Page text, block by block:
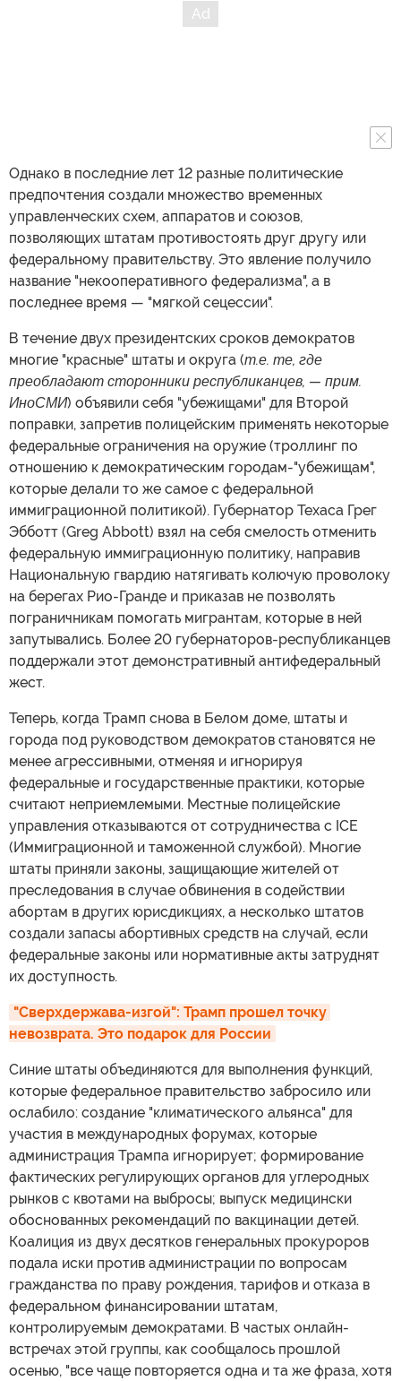
Однако в последние лет 12 разные политические
предпочтения создали множество временных
управленческих схем, аппаратов и союзов,
позволяющих штатам противостоять друг другу или
федеральному правительству. Это явление получило
название "некооперативного федерализма", а в
последнее время — "мягкой сецессии".
В течение двух президентских сроков демократов
многие "красные" штаты и округа (т.е. те, где
преобладают сторонники республиканцев, — прим.
ИноСМИ) объявили себя "убежищами" для Второй
поправки, запретив полицейским применять некоторые
федеральные ограничения на оружие (троллинг по
отношению к демократическим городам-"убежищам",
которые делали то же самое с федеральной
иммиграционной политикой). Губернатор Техаса Грег
Эбботт (Greg Abbott) взял на себя смелость отменить
федеральную иммиграционную политику, направив
Национальную гвардию натягивать колючую проволоку
на берегах Рио-Гранде и приказав не позволять
пограничникам помогать мигрантам, которые в ней
запутывались. Более 20 губернаторов-республиканцев
поддержали этот демонстративный антифедеральный
жест.
Теперь, когда Трамп снова в Белом доме, штаты и
города под руководством демократов становятся не
менее агрессивными, отменяя и игнорируя
федеральные и государственные практики, которые
считают неприемлемыми. Местные полицейские
управления отказываются от сотрудничества с ICE
(Иммиграционной и таможенной службой). Многие
штаты приняли законы, защищающие жителей от
преследования в случае обвинения в содействии
абортам в других юрисдикциях, а несколько штатов
создали запасы абортивных средств на случай, если
федеральные законы или нормативные акты затруднят
их доступность.
"Сверхдержава-изгой": Трамп прошел точку
невозврата. Это подарок для России
Синие штаты объединяются для выполнения функций,
которые федеральное правительство забросило или
ослабило: создание "климатического альянса" для
участия в международных форумах, которые
администрация Трампа игнорирует; формирование
фактических регулирующих органов для углеродных
рынков с квотами на выбросы; выпуск медицински
обоснованных рекомендаций по вакцинации детей.
Коалиция из двух десятков генеральных прокуроров
подала иски против администрации по вопросам
гражданства по праву рождения, тарифов и отказа в
федеральном финансировании штатам,
контролируемым демократами. В частых онлайн-
встречах этой группы, как сообщалось прошлой
осенью, "все чаще повторяется одна и та же фраза, хотя